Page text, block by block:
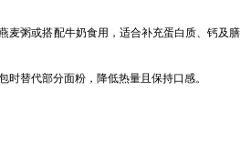
麦粥或搭配牛奶食用，适合补充蛋白质、钙及膳
时替代部分面粉，降低热量且保持口感。